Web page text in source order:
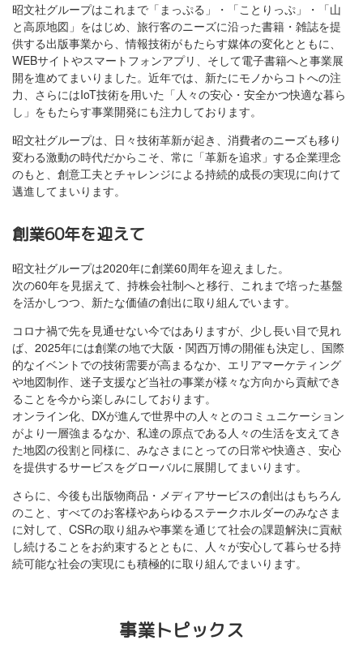
昭文社グループはこれまで「まっぷる」・「ことりっぷ」・「山
と高原地図」をはじめ、旅行客のニーズに沿った書籍・雑誌を提
供する出版事業から、情報技術がもたらす媒体の変化とともに、
WEBサイトやスマートフォンアプリ、そして電子書籍へと事業展
開を進めてまいりました。近年では、新たにモノからコトへの注
力、さらにはIoT技術を用いた「人々の安心・安全かつ快適な暮ら
し」をもたらす事業開発にも注力しております。
昭文社グループは、日々技術革新が起き、消費者のニーズも移り
変わる激動の時代だからこそ、常に「革新を追求」する企業理念
のもと、創意工夫とチャレンジによる持続的成長の実現に向けて
邁進してまいります。
創業60年を迎えて
昭文社グループは2020年に創業60周年を迎えました。
次の60年を見据えて、持株会社制へと移行、これまで培った基盤
を活かしつつ、新たな価値の創出に取り組んでいます。
コロナ禍で先を見通せない今ではありますが、少し長い目で見れ
ば、2025年には創業の地で大阪・関西万博の開催も決定し、国際
的なイベントでの技術需要が高まるなか、エリアマーケティング
や地図制作、迷子支援など当社の事業が様々な方向から貢献でき
ることを今から楽しみにしております。
オンライン化、DXが進んで世界中の人々とのコミュニケーション
がより一層強まるなか、私達の原点である人々の生活を支えてき
た地図の役割と同様に、みなさまにとっての日常や快適さ、安心
を提供するサービスをグローバルに展開してまいります。
さらに、今後も出版物商品・メディアサービスの創出はもちろん
のこと、すべてのお客様やあらゆるステークホルダーのみなさま
に対して、CSRの取り組みや事業を通じて社会の課題解決に貢献
し続けることをお約束するとともに、人々が安心して暮らせる持
続可能な社会の実現にも積極的に取り組んでまいります。
事業トピックス